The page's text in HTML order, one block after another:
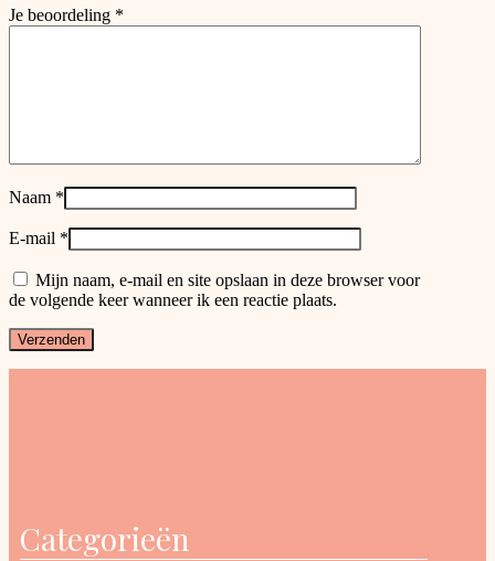
Je beoordeling *
Naam *
E-mail *
Mijn naam, e-mail en site opslaan in deze browser voor
de volgende keer wanneer ik een reactie plaats.
Categorieën